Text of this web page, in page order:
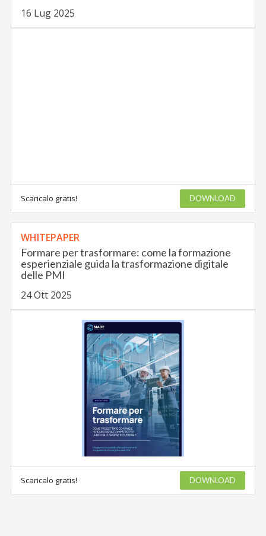
16 Lug 2025
Scaricalo gratis! DOWNLOAD
WHITEPAPER
Formare per trasformare: come la formazione
esperienziale guida la trasformazione digitale
delle PMI
24 Ott 2025
Scaricalo gratis! DOWNLOAD